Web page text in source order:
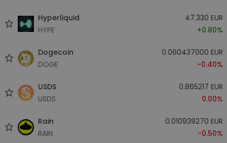
Hyperliquid
HYPE
47.330 EUR
+0.80%
Dogecoin
DOGE
0.060437000 EUR
-0.40%
USDS
USDS
0.865217 EUR
0.00%
Rain
RAIN
0.010939270 EUR
-0.50%